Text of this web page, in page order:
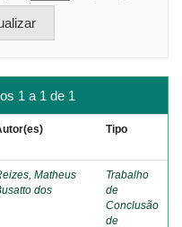
1 a 1 de 1
Tipo
Matheus
dos
Trabalho
de
Conclusão
de